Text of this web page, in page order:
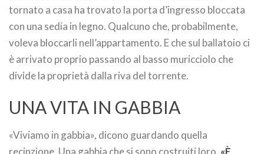
tornato a casa ha trovato la porta d’ingresso bloccata
con una sedia in legno. Qualcuno che, probabilmente,
voleva bloccarli nell’appartamento. E che sul ballatoio ci
è arrivato proprio passando al basso muricciolo che
divide la proprietà dalla riva del torrente.
UNA VITA IN GABBIA
«Viviamo in gabbia», dicono guardando quella
recinzione. Una gabbia che si sono costruiti loro. «È